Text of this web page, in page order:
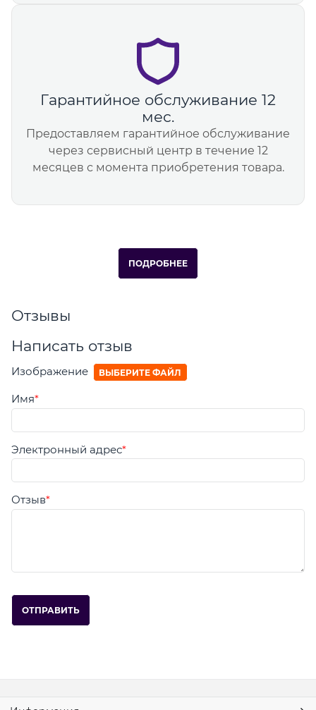
Гарантийное обслуживание 12
мес.
Предоставляем гарантийное обслуживание
через сервисный центр в течение 12
месяцев с момента приобретения товара.
ПОДРОБНЕЕ
Отзывы
Написать отзыв
Изображение ВЫБЕРИТЕ ФАЙЛ
Имя
Электронный адрес
Отзыв